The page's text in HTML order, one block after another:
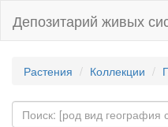
Депозитарий живых
Растения Коллекции